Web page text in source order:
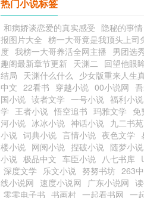
热门小说标签
和病娇谈恋爱的真实感受 隐秘的事情
报图片大全 榜一大哥竟是我顶头上司
度 我榜一大哥养活全网主播 男团选
趣阁最新章节更新 天渊二 回望他眼
结局 天渊什么什么 少女版重来人生
中文 22看书 穿越小说 00小说网
国小说 读者文学 一号小说 福利小说
学 王者小说 悟空追书 玛雅文学 免
河小说 冰冰小说 神话小说 九二书苑
小说 词典小说 言情小说 夜色文学
楼小说 网阅小说 捏破小说 随梦小说
小说 极品中文 车臣小说 八七书库
深度文学 乐文小说 努努书坊 263
线小说网 速度小说网 广东小说网
零零电子书 书画村 一起看书网 一